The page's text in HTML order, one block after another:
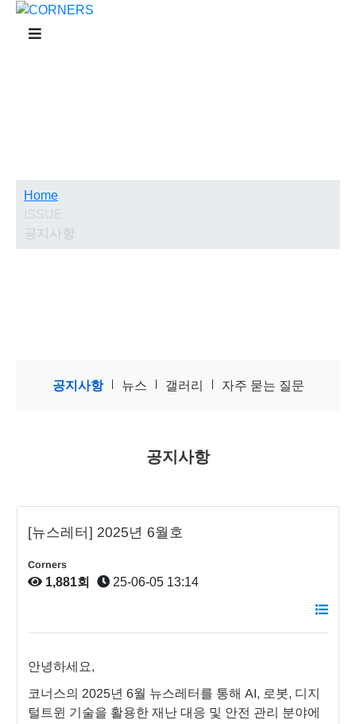
Home
ISSUE
공지사항
공지사항 뉴스 갤러리 자주 묻는 질문
공지사항
[뉴스레터] 2025년 6월호
Corners
1,881회 25-06-05 13:14
안녕하세요,
코너스의 2025년 6월 뉴스레터를 통해 AI, 로봇, 디지
털트윈 기술을 활용한 재난 대응 및 안전 관리 분야에